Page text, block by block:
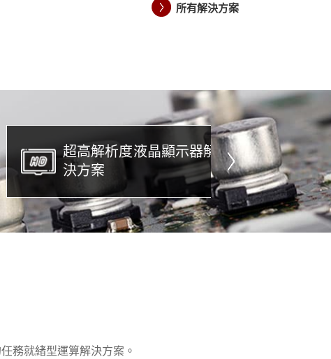
所有解決方案
超高解析度液晶顯示器解
決方案
電子灌
務就緒型運算解決方案。